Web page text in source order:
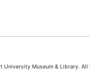
University Museum & Library. All